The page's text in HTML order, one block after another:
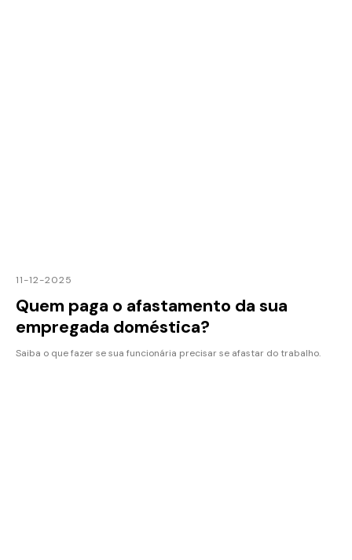
11-12-2025
Quem paga o afastamento da sua
empregada doméstica?
Saiba o que fazer se sua funcionária precisar se afastar do trabalho.